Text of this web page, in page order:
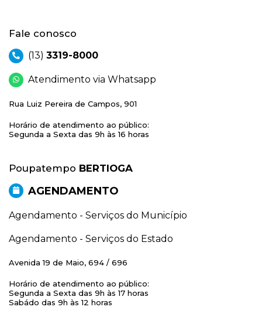
Fale conosco
(13) 3319-8000
Atendimento via Whatsapp
Rua Luiz Pereira de Campos, 901
Horário de atendimento ao público:
Segunda a Sexta das 9h às 16 horas
Poupatempo BERTIOGA
AGENDAMENTO
Agendamento - Serviços do Município
Agendamento - Serviços do Estado
Avenida 19 de Maio, 694 / 696
Horário de atendimento ao público:
Segunda a Sexta das 9h às 17 horas
Sabádo das 9h às 12 horas